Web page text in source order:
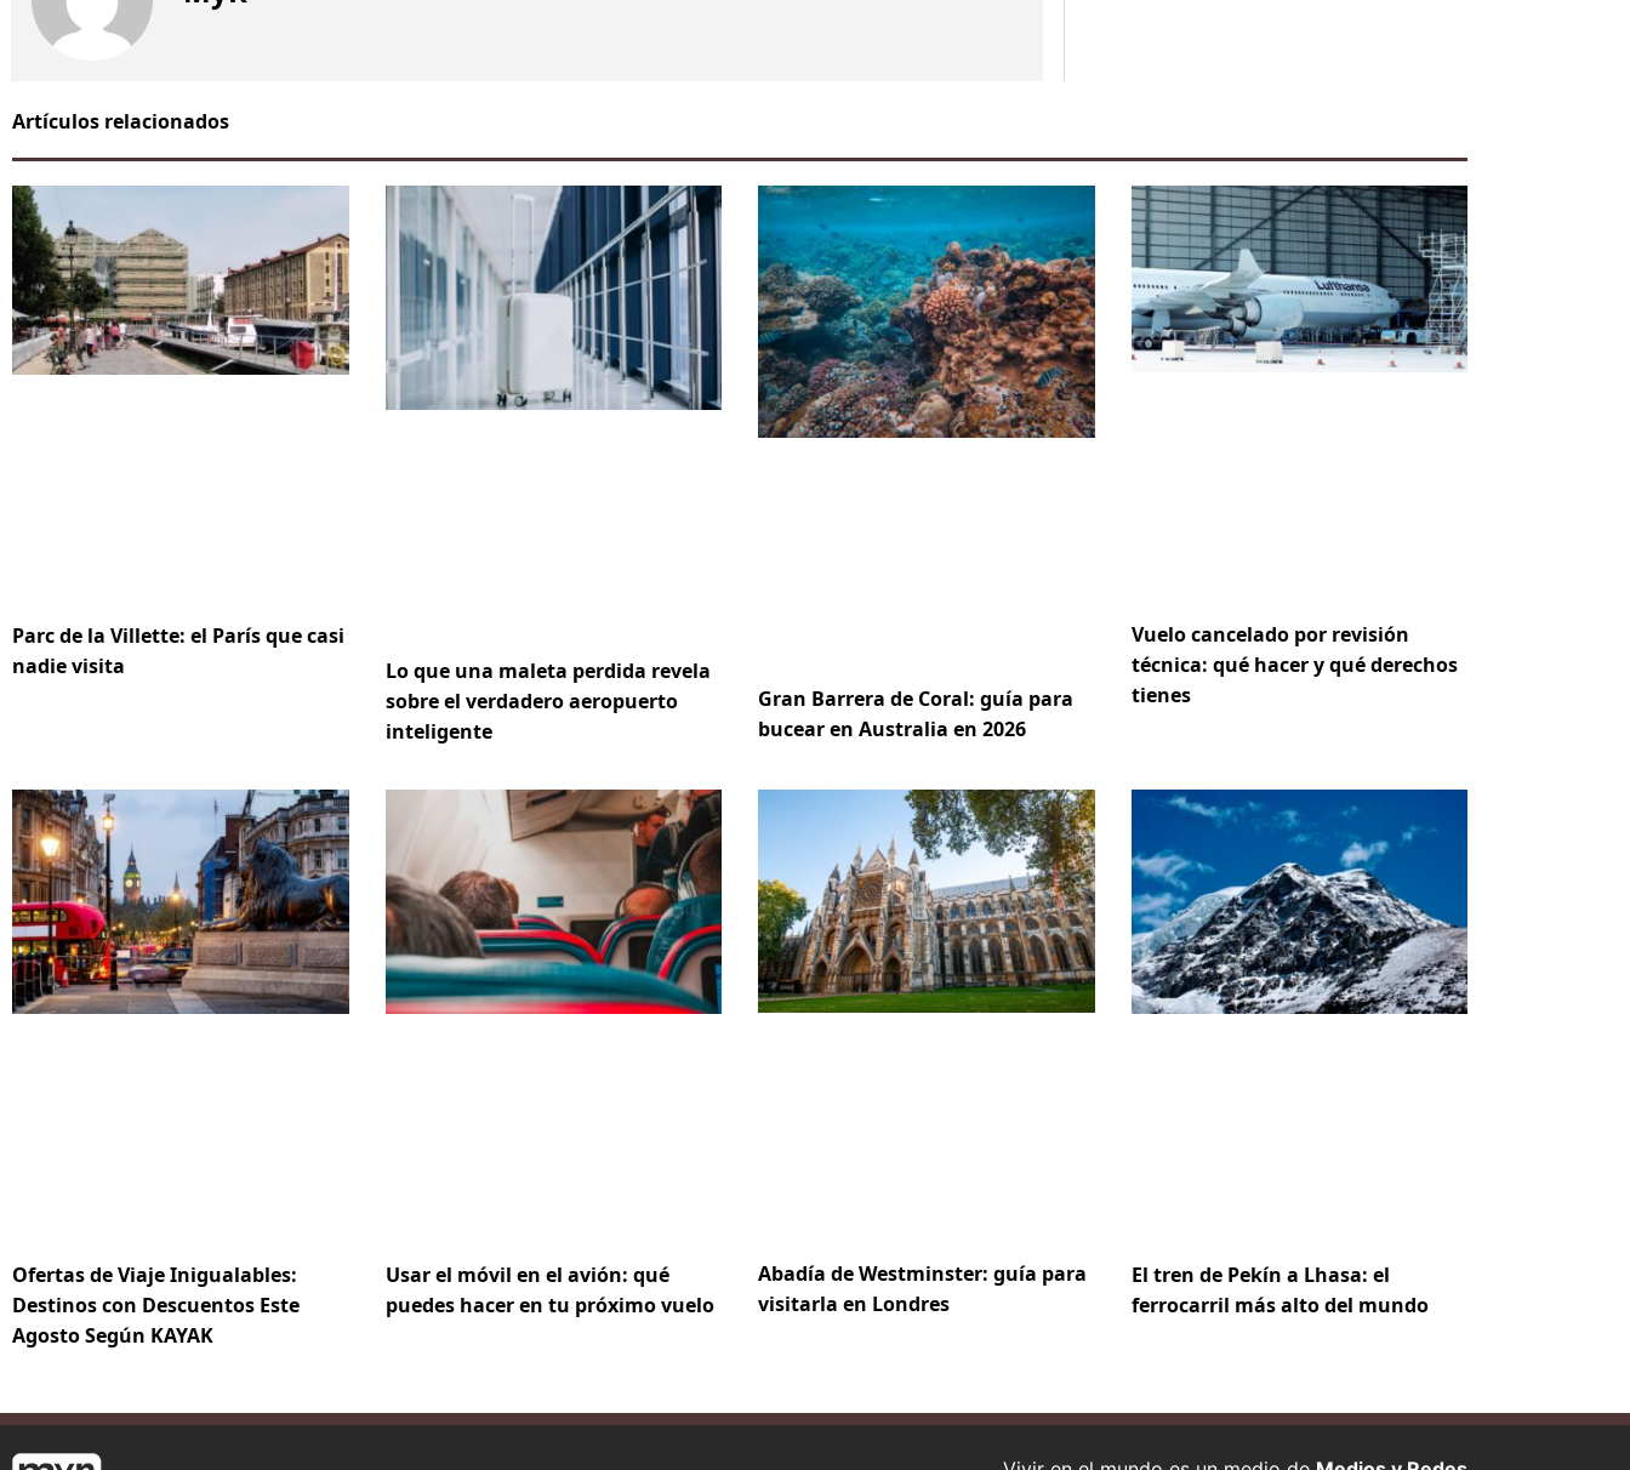
Artículos relacionados
Parc de la Villette: el París que casi
nadie visita
Lo que una maleta perdida revela
sobre el verdadero aeropuerto
inteligente
Gran Barrera de Coral: guía para
bucear en Australia en 2026
Vuelo cancelado por revisión
técnica: qué hacer y qué derechos
tienes
Ofertas de Viaje Inigualables:
Destinos con Descuentos Este
Agosto Según KAYAK
Usar el móvil en el avión: qué
puedes hacer en tu próximo vuelo
Abadía de Westminster: guía para
visitarla en Londres
El tren de Pekín a Lhasa: el
ferrocarril más alto del mundo